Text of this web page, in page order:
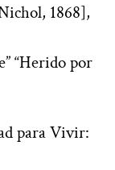
1868],
“Herido por
para Vivir: